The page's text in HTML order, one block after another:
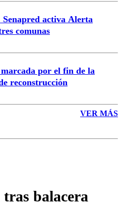
activa Alerta
comunas
por el fin de la
reconstrucción
VER MÁS
balacera